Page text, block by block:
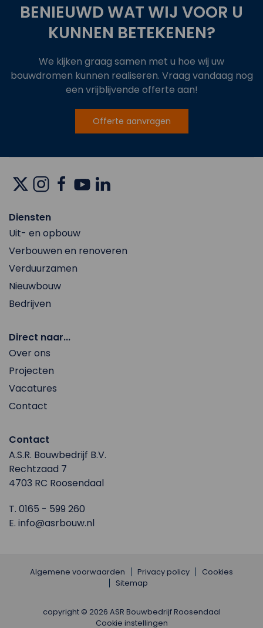
BENIEUWD WAT WIJ VOOR U
KUNNEN BETEKENEN?
We kijken graag samen met u hoe wij uw
bouwdromen kunnen realiseren. Vraag vandaag nog
een vrijblijvende offerte aan!
Offerte aanvragen
Diensten
Uit- en opbouw
Verbouwen en renoveren
Verduurzamen
Nieuwbouw
Bedrijven
Direct naar...
Over ons
Projecten
Vacatures
Contact
Contact
A.S.R. Bouwbedrijf B.V.
Rechtzaad 7
4703 RC Roosendaal
T. 0165 - 599 260
E. info@asrbouw.nl
Algemene voorwaarden Privacy policy
Cookies
Sitemap
copyright © 2026 ASR Bouwbedrijf Roosendaal
Cookie instellingen